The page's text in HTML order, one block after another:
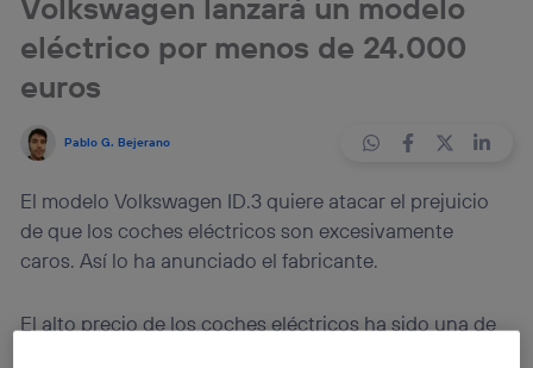
Volkswagen lanzará un modelo
eléctrico por menos de 24.000
euros
Pablo G. Bejerano
El modelo Volkswagen ID.3 quiere atacar el prejuicio
de que los coches eléctricos son excesivamente
caros. Así lo ha anunciado el fabricante.
El alto precio de los coches eléctricos ha sido una de